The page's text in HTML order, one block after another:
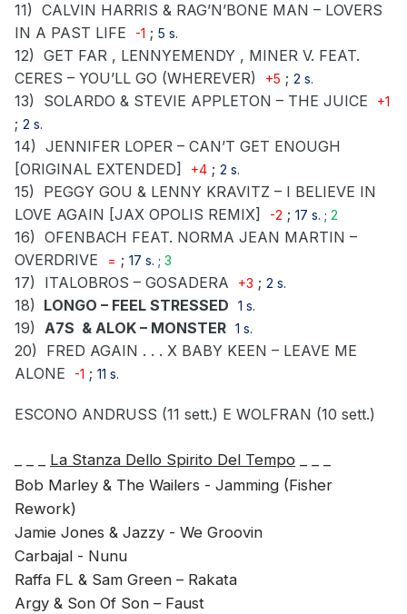
11) CALVIN HARRIS & RAG’N’BONE MAN – LOVERS
IN A PAST LIFE
-1 ; 5 s.
12) GET FAR , LENNYEMENDY , MINER V. FEAT.
CERES – YOU’LL GO (WHEREVER)
+5 ; 2 s.
13) SOLARDO & STEVIE APPLETON – THE JUICE +1
; 2 s.
14) JENNIFER LOPER – CAN’T GET ENOUGH
[ORIGINAL EXTENDED]
+4 ; 2 s.
15)
PEGGY GOU & LENNY KRAVITZ – I BELIEVE IN
LOVE AGAIN [JAX OPOLIS REMIX]
-2 ; 17 s. ; 2
16) OFENBACH FEAT. NORMA JEAN MARTIN –
OVERDRIVE
= ; 17 s. ; 3
17) ITALOBROS – GOSADERA +3 ; 2 s.
18) LONGO – FEEL STRESSED 1 s.
19) A7S & ALOK – MONSTER 1 s.
20)
FRED AGAIN . . . X BABY KEEN – LEAVE ME
ALONE
-1 ; 11 s.
ESCONO ANDRUSS (11 sett.) E WOLFRAN (10 sett.)
La Stanza Dello Spirito Del Tempo
Bob Marley & The Wailers - Jamming (Fisher
Rework)
Jamie Jones & Jazzy - We Groovin
Carbajal - Nunu
Raffa FL & Sam Green – Rakata
Argy & Son Of Son – Faust